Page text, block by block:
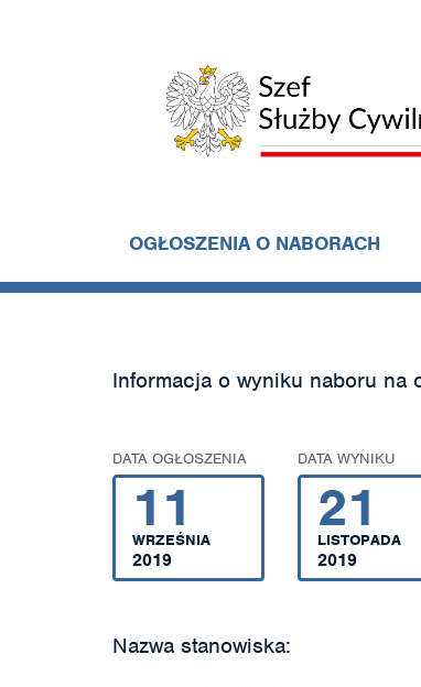
OGŁOSZENIA O NABORACH
Informacja o wyniku naboru na
DATA OGŁOSZENIA
11
WRZEŚNIA
2019
DATA WYNIKU
21
LISTOPADA
2019
Nazwa stanowiska: